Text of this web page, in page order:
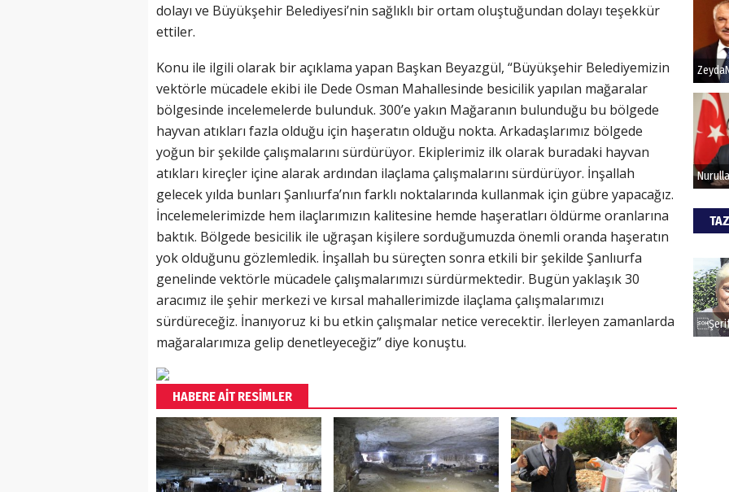
dolayı ve Büyükşehir Belediyesi’nin sağlıklı bir ortam oluştuğundan dolayı teşekkür
ettiler.
Konu ile ilgili olarak bir açıklama yapan Başkan Beyazgül, “Büyükşehir Belediyemizin
vektörle mücadele ekibi ile Dede Osman Mahallesinde besicilik yapılan mağaralar
bölgesinde incelemelerde bulunduk. 300’e yakın Mağaranın bulunduğu bu bölgede
hayvan atıkları fazla olduğu için haşeratın olduğu nokta. Arkadaşlarımız bölgede
yoğun bir şekilde çalışmalarını sürdürüyor. Ekiplerimiz ilk olarak buradaki hayvan
atıkları kireçler içine alarak ardından ilaçlama çalışmalarını sürdürüyor. İnşallah
gelecek yılda bunları Şanlıurfa’nın farklı noktalarında kullanmak için gübre yapacağız.
İncelemelerimizde hem ilaçlarımızın kalitesine hemde haşeratları öldürme oranlarına
baktık. Bölgede besicilik ile uğraşan kişilere sorduğumuzda önemli oranda haşeratın
yok olduğunu gözlemledik. İnşallah bu süreçten sonra etkili bir şekilde Şanlıurfa
genelinde vektörle mücadele çalışmalarımızı sürdürmektedir. Bugün yaklaşık 30
aracımız ile şehir merkezi ve kırsal mahallerimizde ilaçlama çalışmalarımızı
sürdüreceğiz. İnanıyoruz ki bu etkin çalışmalar netice verecektir. İlerleyen zamanlarda
mağaralarımıza gelip denetleyeceğiz” diye konuştu.
HABERE AİT RESİMLER
Bu